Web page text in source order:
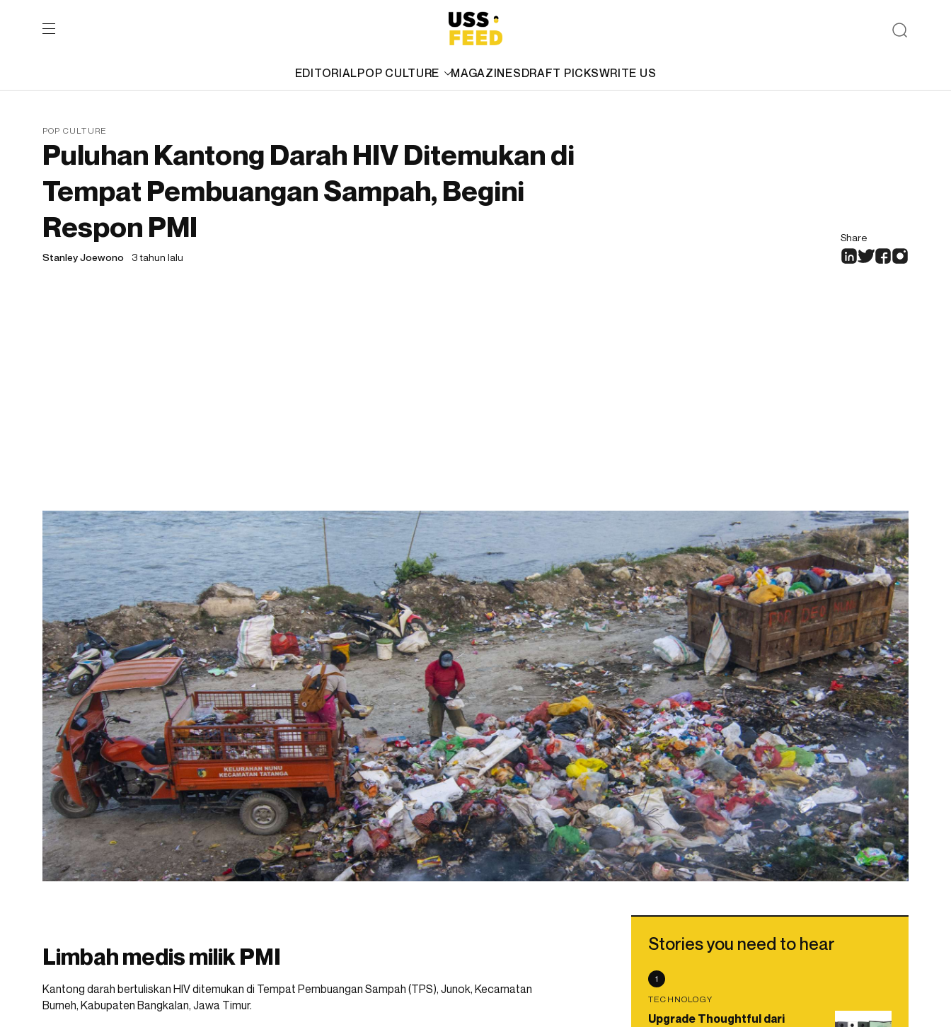
EDITORIALPOP CULTURE MAGAZINESDRAFT PICKSWRITE US
POP CULTURE
Puluhan Kantong Darah HIV Ditemukan di
Tempat Pembuangan Sampah, Begini
Respon PMI
Stanley Joewono 3 tahun lalu
Share
Limbah medis milik PMI
Kantong darah bertuliskan HIV ditemukan di Tempat Pembuangan Sampah (TPS), Junok, Kecamatan
Burneh, Kabupaten Bangkalan, Jawa Timur.
Stories you need to hear
1
TECHNOLOGY
Upgrade Thoughtful dari